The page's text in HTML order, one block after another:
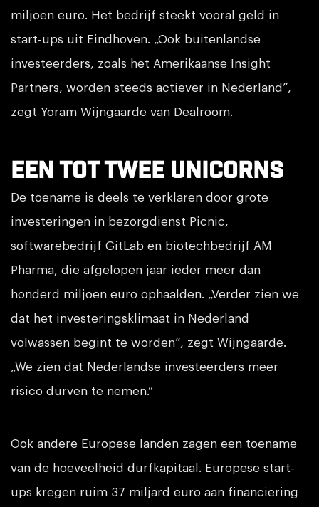
miljoen euro. Het bedrijf steekt vooral geld in
start-ups uit Eindhoven. „Ook buitenlandse
investeerders, zoals het Amerikaanse Insight
Partners, worden steeds actiever in Nederland”,
zegt Yoram Wijngaarde van Dealroom.
Een tot twee unicorns
De toename is deels te verklaren door grote
investeringen in bezorgdienst Picnic,
softwarebedrijf GitLab en biotechbedrijf AM
Pharma, die afgelopen jaar ieder meer dan
honderd miljoen euro ophaalden. „Verder zien we
dat het investeringsklimaat in Nederland
volwassen begint te worden”, zegt Wijngaarde.
„We zien dat Nederlandse investeerders meer
risico durven te nemen.”
Ook andere Europese landen zagen een toename
van de hoeveelheid durfkapitaal. Europese start-
ups kregen ruim 37 miljard euro aan financiering